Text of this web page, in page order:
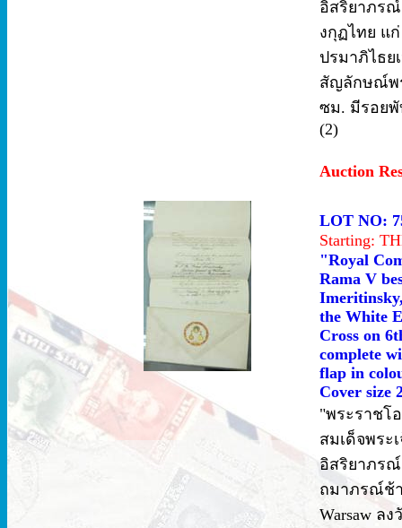
อิสริยาภร
งกุฏไทย แก่
ปรมาภิไธย
สัญลักษณ์พ
ซม. มีรอยพั
(2)
Auction
LOT NO:
Starting:
"Royal
Rama V
the White
Cross on
complete
flap in
Cover size
"พระราชโ
สมเด็จพระ
อิสริยาภรณ์
ถมาภรณ์ช้า
Warsaw ล